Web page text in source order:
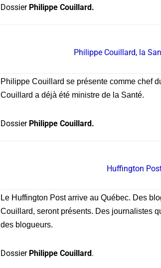
Dossier Philippe Couillard.
Philippe Couillard, la
Philippe Couillard se présente comme chef
Couillard a déjà été ministre de la Santé.
Dossier Philippe Couillard.
Huffington
Le Huffington Post arrive au Québec. Des
Couillard, seront présents. Des journalistes
des blogueurs.
Dossier Philippe Couillard.